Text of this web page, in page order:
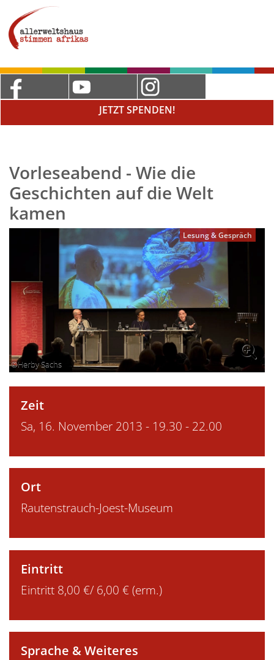
JETZT SPENDEN!
Vorleseabend - Wie die
Geschichten auf die Welt
kamen
©Herby Sachs
Lesung & Gespräch
Zeit
Sa, 16. November 2013 - 19.30 - 22.00
Ort
Rautenstrauch-Joest-Museum
Eintritt
Eintritt 8,00 €/ 6,00 € (erm.)
Sprache & Weiteres